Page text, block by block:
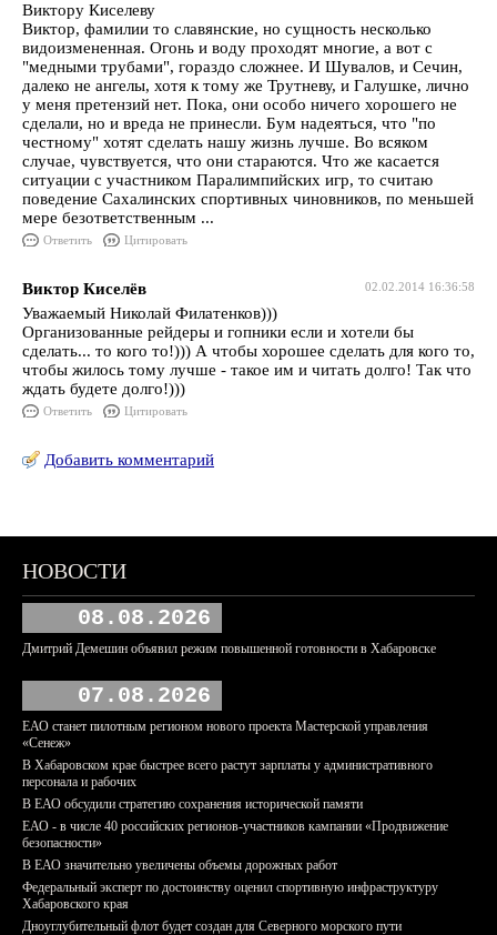
Виктору Киселеву
Виктор, фамилии то славянские, но сущность несколько
видоизмененная. Огонь и воду проходят многие, а вот с
"медными трубами", гораздо сложнее. И Шувалов, и Сечин,
далеко не ангелы, хотя к тому же Трутневу, и Галушке, лично
у меня претензий нет. Пока, они особо ничего хорошего не
сделали, но и вреда не принесли. Бум надеяться, что "по
честному" хотят сделать нашу жизнь лучше. Во всяком
случае, чувствуется, что они стараются. Что же касается
ситуации с участником Паралимпийских игр, то считаю
поведение Сахалинских спортивных чиновников, по меньшей
мере безответственным ...
Ответить Цитировать
02.02.2014 16:36:58
Виктор Киселёв
Уважаемый Николай Филатенков)))
Организованные рейдеры и гопники если и хотели бы
сделать... то кого то!))) А чтобы хорошее сделать для кого то,
чтобы жилось тому лучше - такое им и читать долго! Так что
ждать будете долго!)))
Ответить Цитировать
Добавить комментарий
НОВОСТИ
08.08.2026
Дмитрий Демешин объявил режим повышенной готовности в Хабаровске
07.08.2026
ЕАО станет пилотным регионом нового проекта Мастерской управления
«Сенеж»
В Хабаровском крае быстрее всего растут зарплаты у административного
персонала и рабочих
В ЕАО обсудили стратегию сохранения исторической памяти
ЕАО - в числе 40 российских регионов-участников кампании «Продвижение
безопасности»
В ЕАО значительно увеличены объемы дорожных работ
Федеральный эксперт по достоинству оценил спортивную инфраструктуру
Хабаровского края
Дноуглубительный флот будет создан для Северного морского пути